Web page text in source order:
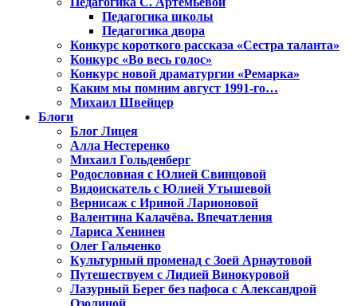
Педагогика школы
Педагогика двора
Конкурс короткого рассказа «Сестра таланта»
Конкурс «Во весь голос»
Конкурс новой драматургии «Ремарка»
Каким мы помним август 1991-го…
Михаил Швейцер
Блоги
Блог Лицея
Алла Нестеренко
Михаил Гольденберг
Родословная с Юлией Свинцовой
Видоискатель с Юлией Утышевой
Вернисаж с Ириной Ларионовой
Валентина Калачёва. Впечатления
Лариса Хенинен
Олег Гальченко
Культурный променад с Зоей Арнаутовой
Путешествуем с Лидией Винокуровой
Лазурный Берег без пафоса с Александрой